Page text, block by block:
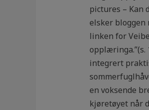
pictures – Kan
elsker bloggen
linken for
opplæringa.”(s.
integrert
en voksende
kjøretøyet når